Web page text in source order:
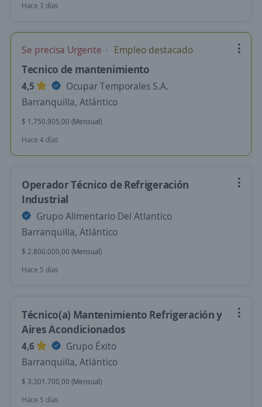
Hace 3 días
Se precisa Urgente Empleo destacado
Tecnico de mantenimiento
4,5
Ocupar Temporales S.A.
Barranquilla, Atlántico
$ 1.750.905,00 (Mensual)
Hace 4 días
Operador Técnico de Refrigeración
Industrial
Grupo Alimentario Del Atlantico
Barranquilla, Atlántico
$ 2.800.000,00 (Mensual)
Hace 5 días
Técnico(a) Mantenimiento Refrigeración y
Aires Acondicionados
4,6
Grupo Éxito
Barranquilla, Atlántico
$ 3.301.700,00 (Mensual)
Hace 5 días